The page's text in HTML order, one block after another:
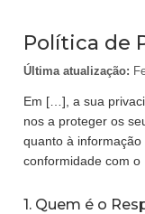
Política de
Última atualização:
Em […], a sua
nos a proteger os
quanto à
conformidade com o
1. Quem é o